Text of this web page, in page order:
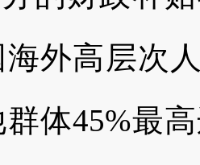
外高层次
体45%最